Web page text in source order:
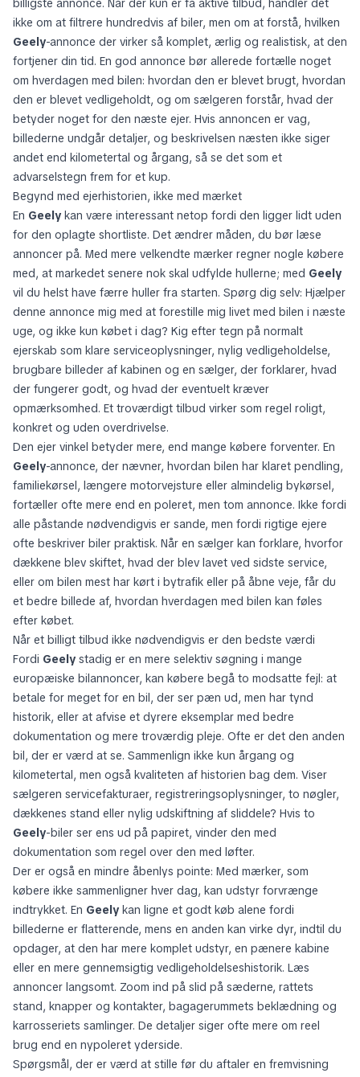
billigste annonce. Når der kun er få aktive tilbud, handler det
ikke om at filtrere hundredvis af biler, men om at forstå, hvilken
Geely-annonce der virker så komplet, ærlig og realistisk, at den
fortjener din tid. En god annonce bør allerede fortælle noget
om hverdagen med bilen: hvordan den er blevet brugt, hvordan
den er blevet vedligeholdt, og om sælgeren forstår, hvad der
betyder noget for den næste ejer. Hvis annoncen er vag,
billederne undgår detaljer, og beskrivelsen næsten ikke siger
andet end kilometertal og årgang, så se det som et
advarselstegn frem for et kup.
Begynd med ejerhistorien, ikke med mærket
En Geely kan være interessant netop fordi den ligger lidt uden
for den oplagte shortliste. Det ændrer måden, du bør læse
annoncer på. Med mere velkendte mærker regner nogle købere
med, at markedet senere nok skal udfylde hullerne; med Geely
vil du helst have færre huller fra starten. Spørg dig selv: Hjælper
denne annonce mig med at forestille mig livet med bilen i næste
uge, og ikke kun købet i dag? Kig efter tegn på normalt
ejerskab som klare serviceoplysninger, nylig vedligeholdelse,
brugbare billeder af kabinen og en sælger, der forklarer, hvad
der fungerer godt, og hvad der eventuelt kræver
opmærksomhed. Et troværdigt tilbud virker som regel roligt,
konkret og uden overdrivelse.
Den ejer vinkel betyder mere, end mange købere forventer. En
Geely-annonce, der nævner, hvordan bilen har klaret pendling,
familiekørsel, længere motorvejsture eller almindelig bykørsel,
fortæller ofte mere end en poleret, men tom annonce. Ikke fordi
alle påstande nødvendigvis er sande, men fordi rigtige ejere
ofte beskriver biler praktisk. Når en sælger kan forklare, hvorfor
dækkene blev skiftet, hvad der blev lavet ved sidste service,
eller om bilen mest har kørt i bytrafik eller på åbne veje, får du
et bedre billede af, hvordan hverdagen med bilen kan føles
efter købet.
Når et billigt tilbud ikke nødvendigvis er den bedste værdi
Fordi Geely stadig er en mere selektiv søgning i mange
europæiske bilannoncer, kan købere begå to modsatte fejl: at
betale for meget for en bil, der ser pæn ud, men har tynd
historik, eller at afvise et dyrere eksemplar med bedre
dokumentation og mere troværdig pleje. Ofte er det den anden
bil, der er værd at se. Sammenlign ikke kun årgang og
kilometertal, men også kvaliteten af historien bag dem. Viser
sælgeren servicefakturaer, registreringsoplysninger, to nøgler,
dækkenes stand eller nylig udskiftning af sliddele? Hvis to
Geely-biler ser ens ud på papiret, vinder den med
dokumentation som regel over den med løfter.
Der er også en mindre åbenlys pointe: Med mærker, som
købere ikke sammenligner hver dag, kan udstyr forvrænge
indtrykket. En Geely kan ligne et godt køb alene fordi
billederne er flatterende, mens en anden kan virke dyr, indtil du
opdager, at den har mere komplet udstyr, en pænere kabine
eller en mere gennemsigtig vedligeholdelseshistorik. Læs
annoncer langsomt. Zoom ind på slid på sæderne, rattets
stand, knapper og kontakter, bagagerummets beklædning og
karrosseriets samlinger. De detaljer siger ofte mere om reel
brug end en nypoleret yderside.
Spørgsmål, der er værd at stille før du aftaler en fremvisning